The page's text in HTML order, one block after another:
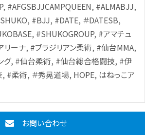
, #AFGSBJJCAMPQUEEN, #ALMABJJ,
, #BJJ, #DATE, ＃DATESB,
, #SHUKOGROUP, #アマチュ
リーナ, #ブラジリアン柔術, #仙台MMA,
グ, #仙台柔術, #仙台総合格闘技, #伊
, #柔術, ＃秀晃道場, HOPE, はねっこア
お問い合わせ